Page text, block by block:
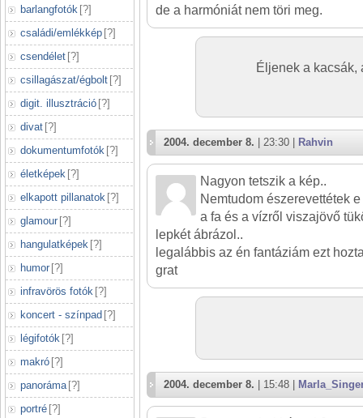
barlangfotók [?]
családi/emlékkép [?]
csendélet [?]
csillagászat/égbolt [?]
digit. illusztráció [?]
divat [?]
dokumentumfotók [?]
életképek [?]
elkapott pillanatok [?]
glamour [?]
hangulatképek [?]
humor [?]
infravörös fotók [?]
koncert - színpad [?]
légifotók [?]
makró [?]
panoráma [?]
portré [?]
de a harmóniát nem töri meg.
Éljenek a kacsák,
2004. december 8. | 23:30 | Rahvin
Nagyon tetszik a kép..
Nemtudom észerevettétek e
a fa és a vízről viszajövő
lepkét ábrázol..
legalábbis az én fantáziám ezt
grat
2004. december 8. | 15:48 |